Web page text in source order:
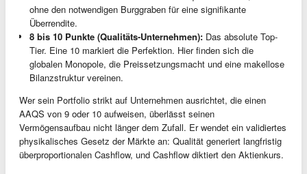
ohne den notwendigen Burggraben für eine signifikante
Überrendite.
8 bis 10 Punkte (Qualitäts-Unternehmen): Das absolute Top-
Tier. Eine 10 markiert die Perfektion. Hier finden sich die
globalen Monopole, die Preissetzungsmacht und eine makellose
Bilanzstruktur vereinen.
Wer sein Portfolio strikt auf Unternehmen ausrichtet, die einen
AAQS von 9 oder 10 aufweisen, überlässt seinen
Vermögensaufbau nicht länger dem Zufall. Er wendet ein validiertes
physikalisches Gesetz der Märkte an: Qualität generiert langfristig
überproportionalen Cashflow, und Cashflow diktiert den Aktienkurs.